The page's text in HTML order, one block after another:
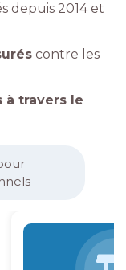
depuis 2014 et
contre les
à travers le